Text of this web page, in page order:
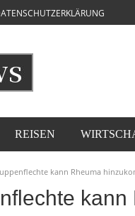
REISEN
kann Rheuma